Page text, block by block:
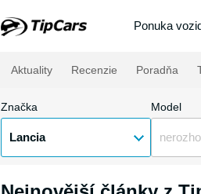
Ponuka
Aktuality Recenzie Poradňa
Značka
Lancia
Model